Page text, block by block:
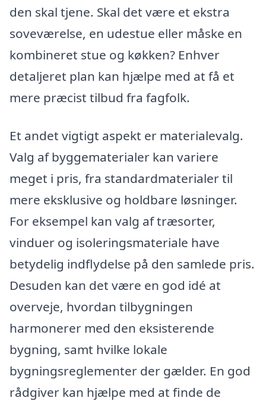
den skal tjene. Skal det være et ekstra
soveværelse, en udestue eller måske en
kombineret stue og køkken? Enhver
detaljeret plan kan hjælpe med at få et
mere præcist tilbud fra fagfolk.
Et andet vigtigt aspekt er materialevalg.
Valg af byggematerialer kan variere
meget i pris, fra standardmaterialer til
mere eksklusive og holdbare løsninger.
For eksempel kan valg af træsorter,
vinduer og isoleringsmateriale have
betydelig indflydelse på den samlede pris.
Desuden kan det være en god idé at
overveje, hvordan tilbygningen
harmonerer med den eksisterende
bygning, samt hvilke lokale
bygningsreglementer der gælder. En god
rådgiver kan hjælpe med at finde de